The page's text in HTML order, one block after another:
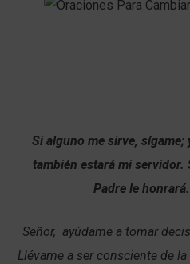
Si alguno me sirve,
también estará mi
Padre le
Señor, ayúdame a tomar
Llévame a ser consciente de